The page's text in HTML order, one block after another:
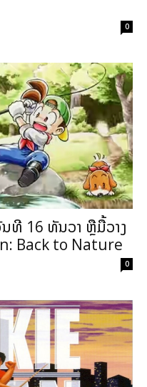
0
ທີ 16 ທັນວາ ຫຼືມື້ວາງ
Back to Nature
0